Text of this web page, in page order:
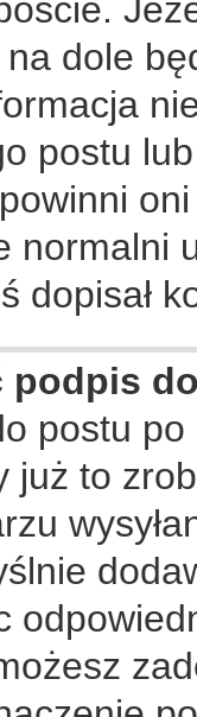
dole
postu
normalni
dopisał
podpis
postu
już to